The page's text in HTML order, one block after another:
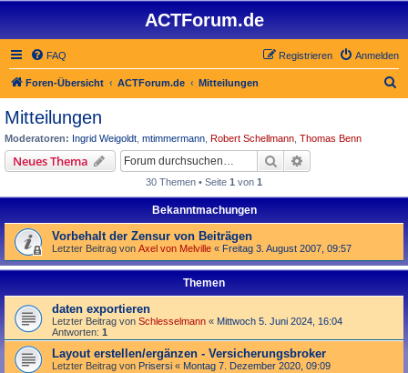
ACTForum.de
FAQ Anmelden
Registrieren
Foren-Übersicht ACTForum.de Mitteilungen
Mitteilungen
Moderatoren: Ingrid Weigoldt mtimmermann Robert Schellmann Thomas Benn
Neues Thema Suche
30 Themen • Seite 1 von 1
Bekanntmachungen
Vorbehalt der Zensur von Beiträgen
Letzter Beitrag von Axel von Melville « Freitag 3. August 2007, 09:57
Themen
daten exportieren
Letzter Beitrag von Schlesselmann « Mittwoch 5. Juni 2024, 16:04
Antworten: 1
Layout erstellen/ergänzen - Versicherungsbroker
Letzter Beitrag von Prisersi « Montag 7. Dezember 2020, 09:09